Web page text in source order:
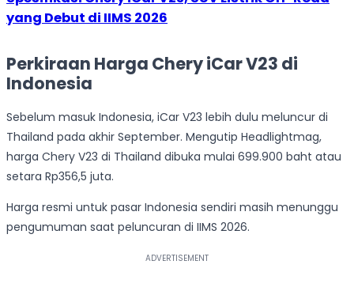
yang Debut di IIMS 2026
Perkiraan Harga Chery iCar V23 di
Indonesia
Sebelum masuk Indonesia, iCar V23 lebih dulu meluncur di
Thailand pada akhir September. Mengutip Headlightmag,
harga Chery V23 di Thailand dibuka mulai 699.900 baht atau
setara Rp356,5 juta.
Harga resmi untuk pasar Indonesia sendiri masih menunggu
pengumuman saat peluncuran di IIMS 2026.